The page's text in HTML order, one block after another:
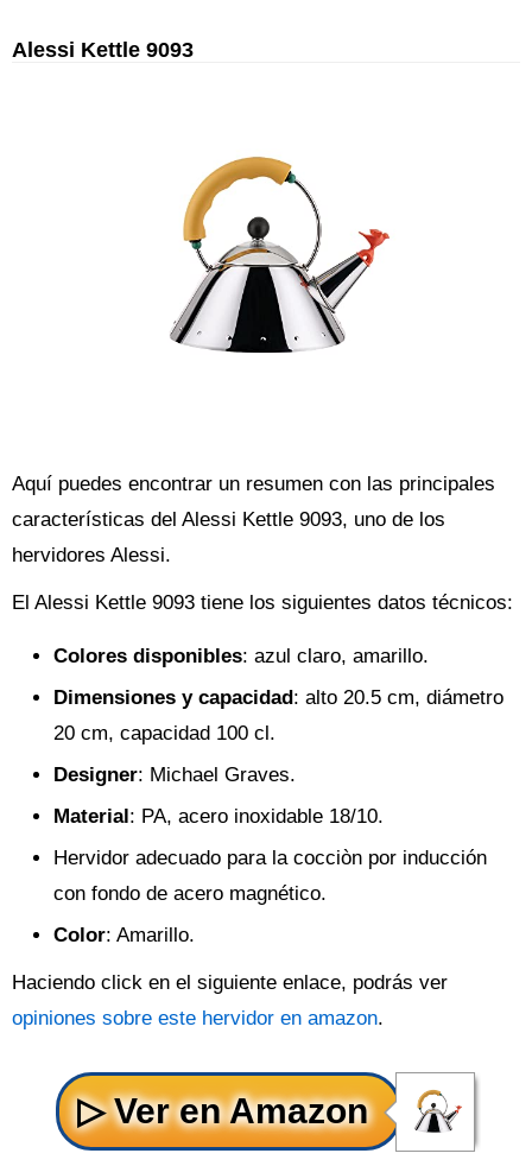
Alessi Kettle 9093
Aquí puedes encontrar un resumen con las principales
características del Alessi Kettle 9093, uno de los
hervidores Alessi.
El Alessi Kettle 9093 tiene los siguientes datos técnicos:
Colores disponibles: azul claro, amarillo.
Dimensiones y capacidad: alto 20.5 cm, diámetro
20 cm, capacidad 100 cl.
Designer: Michael Graves.
Material: PA, acero inoxidable 18/10.
Hervidor adecuado para la cocciòn por inducción
con fondo de acero magnético.
Color: Amarillo.
Haciendo click en el siguiente enlace, podrás ver
opiniones sobre este hervidor en amazon.